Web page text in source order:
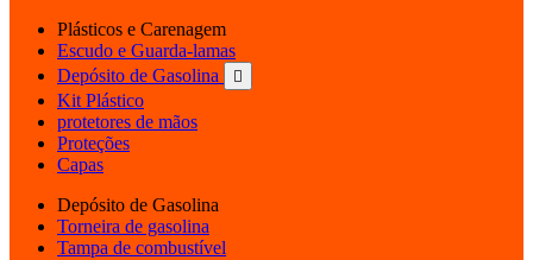
Plásticos e Carenagem
Escudo e Guarda-lamas
Depósito de Gasolina

Kit Plástico
protetores de mãos
Proteções
Capas
Depósito de Gasolina
Torneira de gasolina
Tampa de combustível